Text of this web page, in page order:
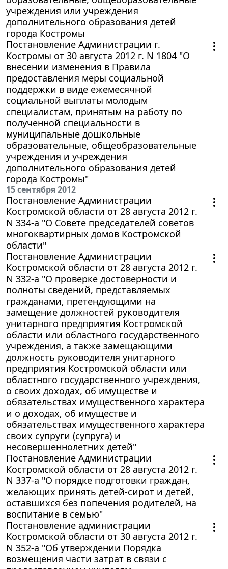
учреждения или учреждения
дополнительного образования детей
города Костромы
Постановление Администрации г.
Костромы от 30 августа 2012 г. N 1804 "О
внесении изменения в Правила
предоставления меры социальной
поддержки в виде ежемесячной
социальной выплаты молодым
специалистам, принятым на работу по
полученной специальности в
муниципальные дошкольные
образовательные, общеобразовательные
учреждения и учреждения
дополнительного образования детей
города Костромы"
15 сентября 2012
Постановление Администрации
Костромской области от 28 августа 2012 г.
N 334-а "О Совете председателей советов
многоквартирных домов Костромской
области"
Постановление Администрации
Костромской области от 28 августа 2012 г.
N 332-а "О проверке достоверности и
полноты сведений, представляемых
гражданами, претендующими на
замещение должностей руководителя
унитарного предприятия Костромской
области или областного государственного
учреждения, а также замещающими
должность руководителя унитарного
предприятия Костромской области или
областного государственного учреждения,
о своих доходах, об имуществе и
обязательствах имущественного характера
и о доходах, об имуществе и
обязательствах имущественного характера
своих супруги (супруга) и
несовершеннолетних детей"
Постановление Администрации
Костромской области от 28 августа 2012 г.
N 337-а "О порядке подготовки граждан,
желающих принять детей-сирот и детей,
оставшихся без попечения родителей, на
воспитание в семью"
Постановление администрации
Костромской области от 30 августа 2012 г.
N 352-а "Об утверждении Порядка
возмещения части затрат в связи с